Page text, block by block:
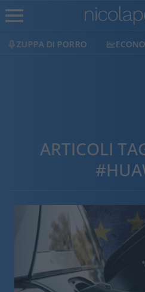
ECONOMIA LIBERILIBRI
ARTICOLI